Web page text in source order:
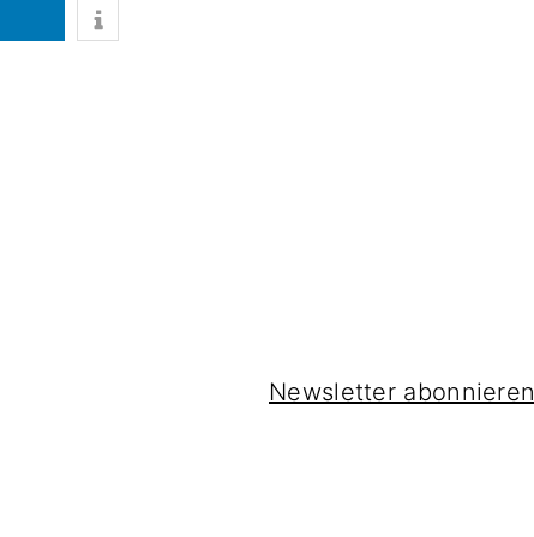
Newsletter abonnieren